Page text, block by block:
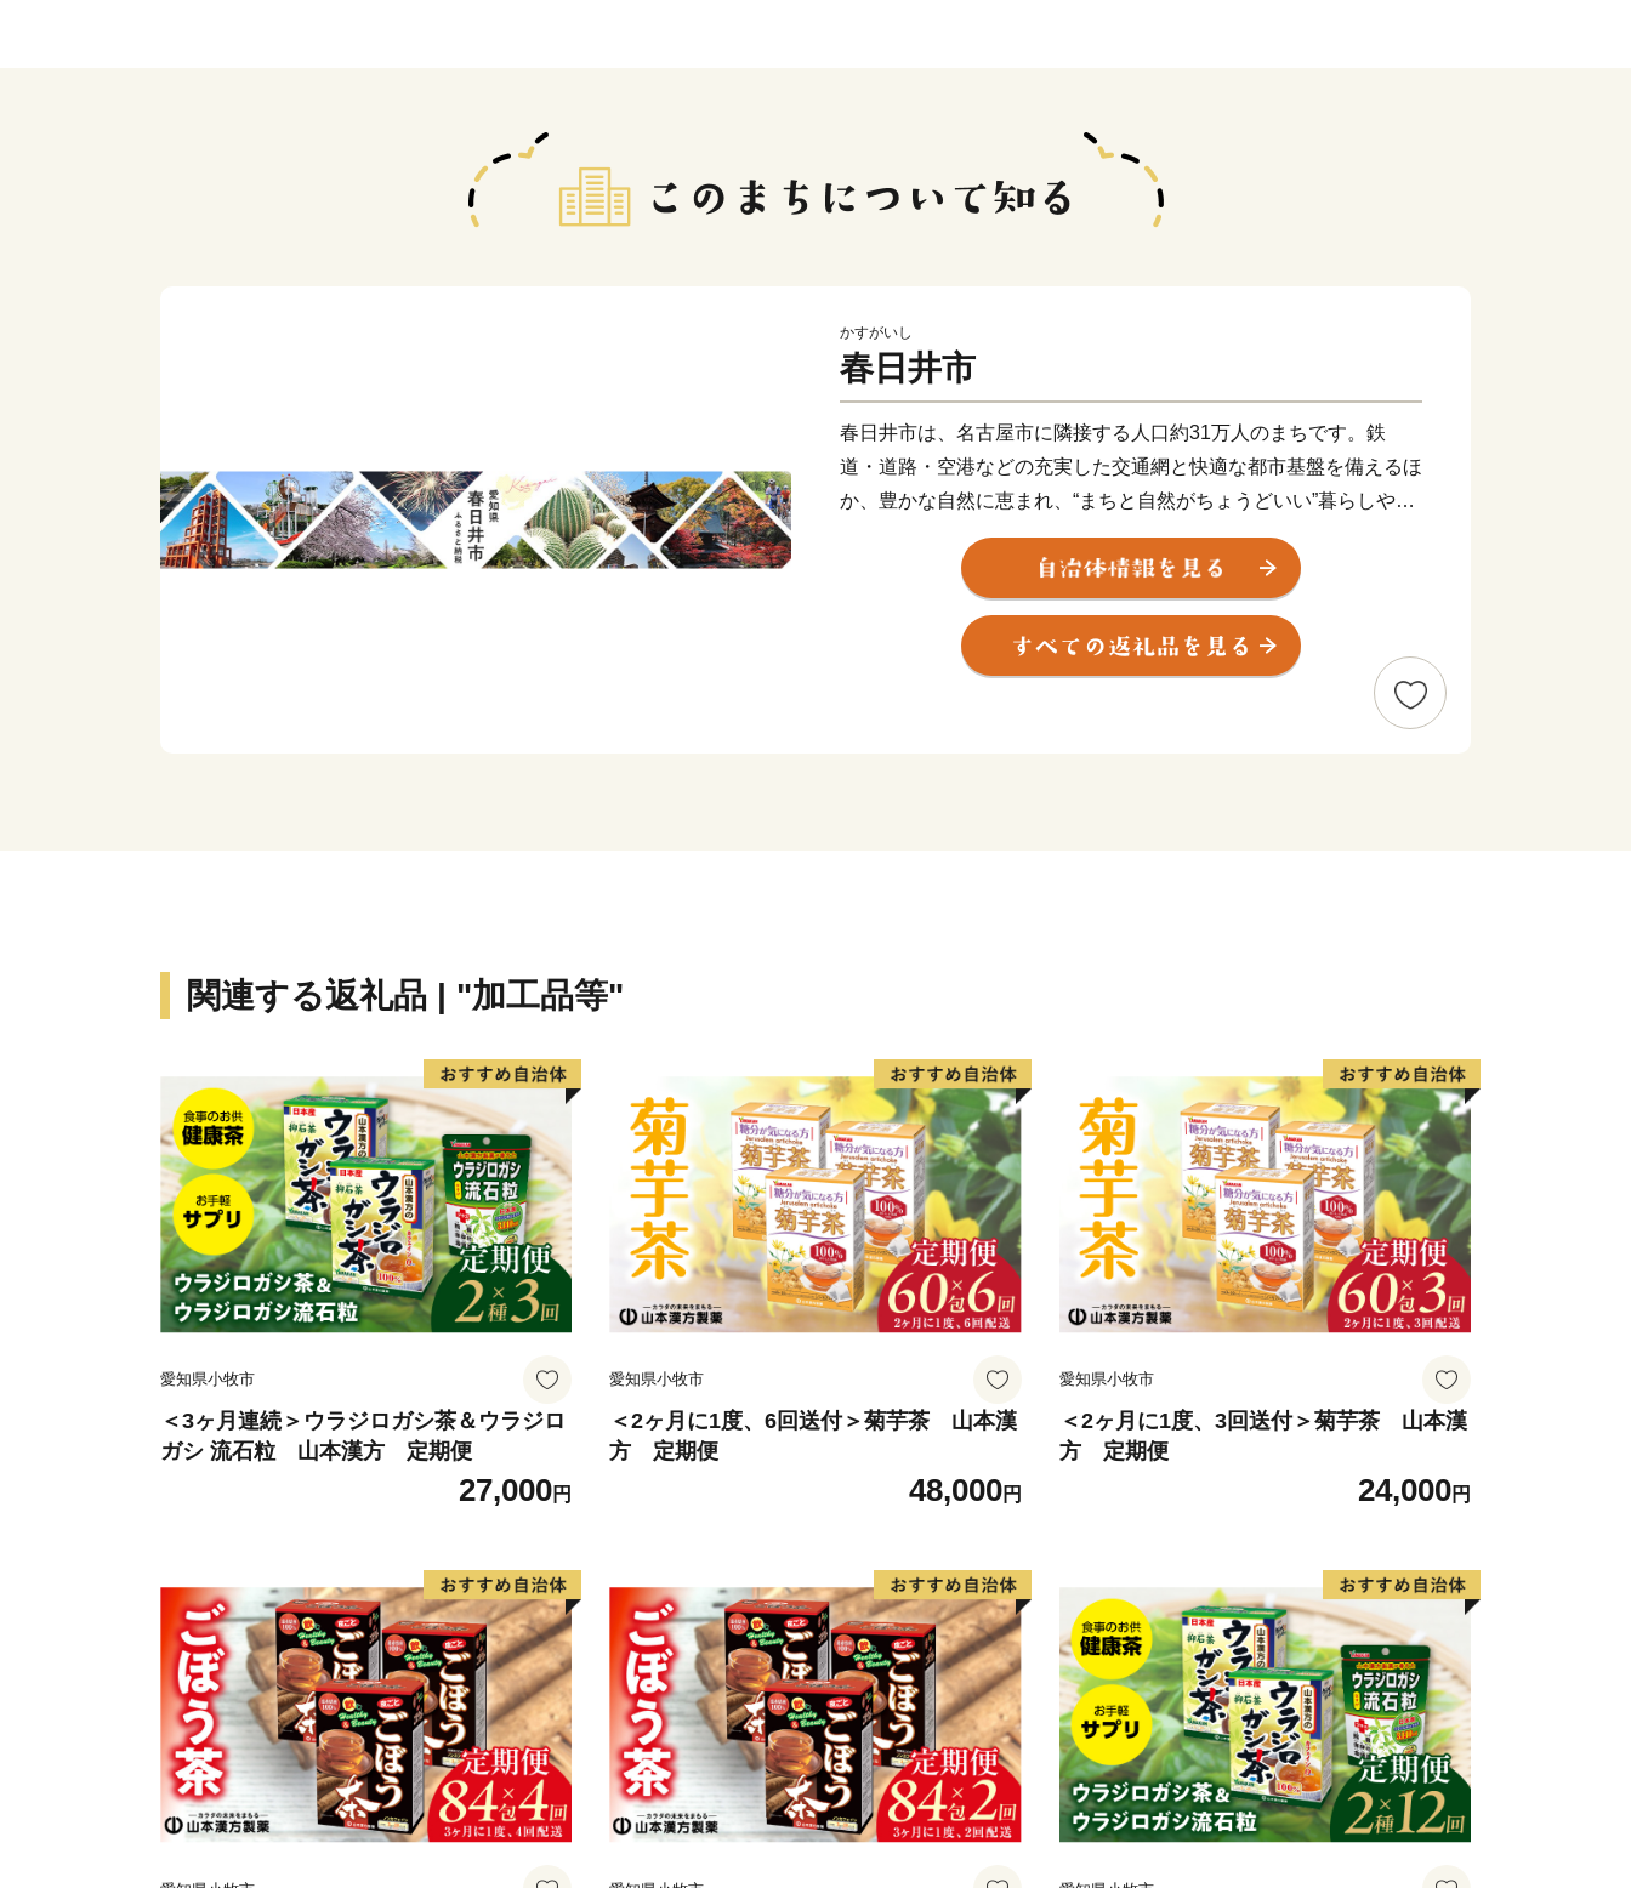
かすがいし
春日井市
春日井市は、名古屋市に隣接する人口約31万人のまちです。鉄
道・道路・空港などの充実した交通網と快適な都市基盤を備えるほ
か、豊かな自然に恵まれ、“まちと自然がちょうどいい”暮らしやす
さらに「子はかすがい、子育ては春日井」を推進し、“子育て支援
のさらなる充実”に取り組んでいます。
＊サボテンのまち＊
春日井市のサボテンの歴史は、昭和28年頃の桃山地区、「緋牡
になりました。
関連する返礼品 | "加工品等"
愛知県小牧市
＜3ヶ月連続＞ウラジロガシ茶＆ウラジロ
ガシ 流石粒 山本漢方 定期便
27,000円
愛知県小牧市
＜2ヶ月に1度、6回送付＞菊芋茶 山本漢
方 定期便
48,000円
愛知県小牧市
＜2ヶ月に1度、3回送付＞菊芋茶 山本漢
方 定期便
24,000円